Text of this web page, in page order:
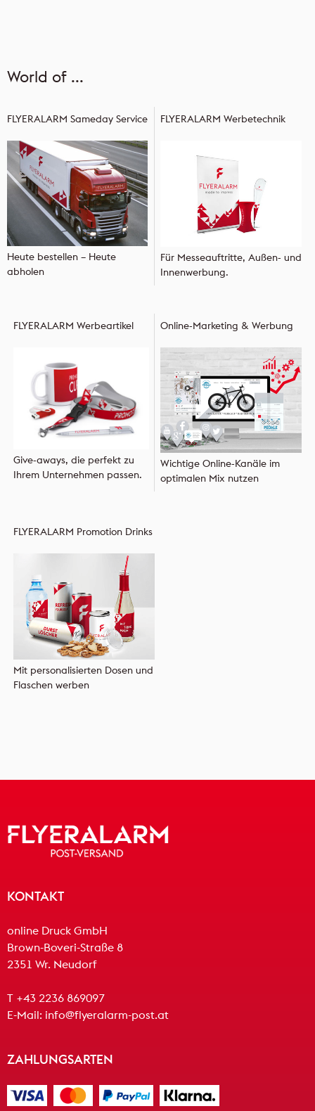
World of ...
FLYERALARM Sameday Service
Heute bestellen – Heute
abholen
FLYERALARM Werbetechnik
Für Messeauftritte, Außen- und
Innenwerbung.
FLYERALARM Werbeartikel
Give-aways, die perfekt zu
Ihrem Unternehmen passen.
Online-Marketing & Werbung
Wichtige Online-Kanäle im
optimalen Mix nutzen
FLYERALARM Promotion Drinks
Mit personalisierten Dosen und
Flaschen werben
KONTAKT
online Druck GmbH
Brown-Boveri-Straße 8
2351 Wr. Neudorf
T +43 2236 869097
E-Mail: info@flyeralarm-post.at
ZAHLUNGSARTEN